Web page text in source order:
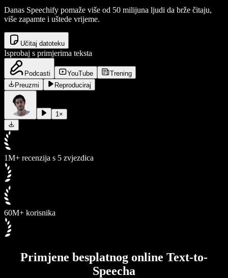
Danas Speechify pomaže više od 50 milijuna ljudi da brže čitaju,
više zapamte i uštede vrijeme.
Učitaj datoteku
Isprobaj s primjerima teksta
Podcasti YouTube
Trening
Preuzmi
Reproduciraj
1 ×
1M+ recenzija s 5 zvjezdica
60M+ korisnika
Primjene besplatnog online Text-to-
Speecha